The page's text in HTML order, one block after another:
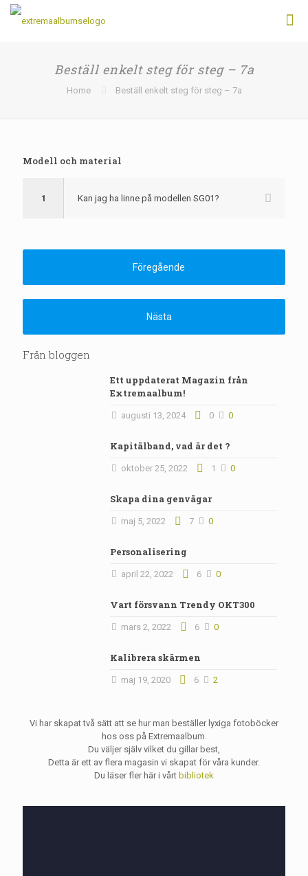
Beställ enkelt steg för steg – 7a
Home Beställ enkelt steg för steg – 7a
Modell och material
1 Kan jag ha linne på modellen SG01?
Föregående
Nästa
Från bloggen
Ett uppdaterat Magazin från
Extremaalbum!
augusti 13, 2024 0
0
Kapitälband, vad är det ?
oktober 25, 2022 0
1
Skapa dina genvägar
maj 5, 2022 0
7
Personalisering
april 22, 2022 0
6
Vart försvann Trendy OKT300
mars 2, 2022 0
6
Kalibrera skärmen
maj 19, 2020 2
6
Vi har skapat två sätt att se hur man beställer lyxiga fotoböcker
hos oss på Extremaalbum.
Du väljer själv vilket du gillar best,
Detta är ett av flera magasin vi skapat för våra kunder.
Du läser fler här i vårt bibliotek